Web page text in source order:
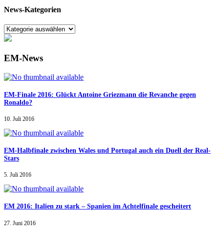
News-Kategorien
EM-News
EM-Finale 2016: Glückt Antoine Griezmann die Revanche gegen
Ronaldo?
10. Juli 2016
EM-Halbfinale zwischen Wales und Portugal auch ein Duell der Real-
Stars
5. Juli 2016
EM 2016: Italien zu stark – Spanien im Achtelfinale gescheitert
27. Juni 2016